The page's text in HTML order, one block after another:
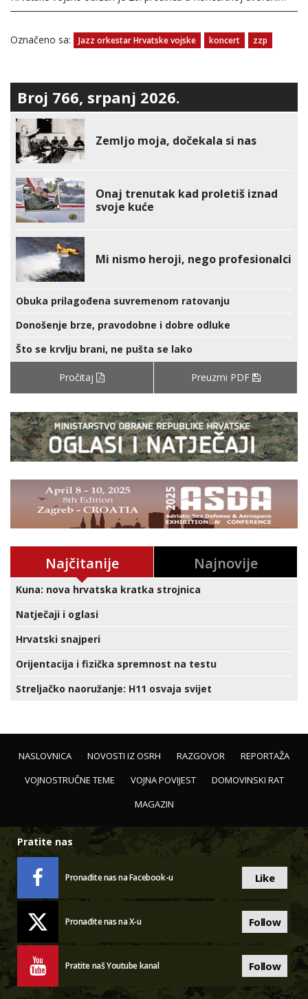
Označeno sa: Jazz orkestar Hrvatske vojske koncert zzp
Broj 766, srpanj 2026.
Zemljo moja, dočekala si nas
Onaj trenutak kad proletiš iznad
svoje kuće
Mi nismo heroji, nego profesionalci
Obuka prilagođena suvremenom ratovanju
Donošenje brze, pravodobne i dobre odluke
Što se krvlju brani, ne pušta se lako
Pročitaj Preuzmi PDF
Najčitanije Najnovije
Kuna: nova hrvatska kratka strojnica
Natječaji i oglasi
Hrvatski snajperi
Orijentacija i fizička spremnost na testu
Streljačko naoružanje: H11 osvaja svijet
NASLOVNICA NOVOSTI IZ OSRH RAZGOVOR
REPORTAŽA
VOJNOSTRUČNE TEME
VOJNA POVIJEST
DOMOVINSKI RAT
MAGAZIN
Pratite nas
Pronađite nas na Facebook-u Like
Pronađite nas na X-u Follow
Pratite naš Youtube kanal Follow